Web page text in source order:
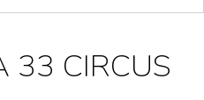
33 CIRCUS